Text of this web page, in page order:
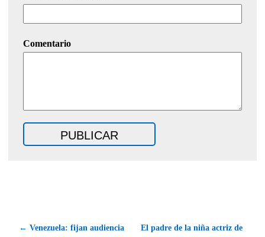
Comentario
← Venezuela: fijan audiencia El padre de la niña actriz de